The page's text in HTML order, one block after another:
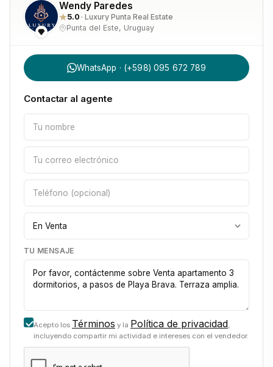
Wendy Paredes
5.0 · Luxury Punta Real Estate
Punta del Este, Uruguay
WhatsApp · (+598) 095 672 789
Contactar al agente
TU MENSAJE
Acepto los Términos y la Política de privacidad,
incluyendo compartir mi actividad e intereses con el vendedor.